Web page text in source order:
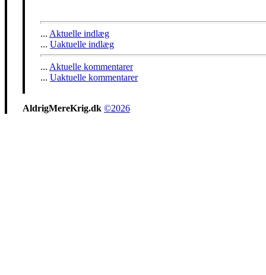
... Aktuelle indlæg
... Uaktuelle indlæg
... Aktuelle kommentarer
... Uaktuelle kommentarer
AldrigMereKrig.dk ©2026